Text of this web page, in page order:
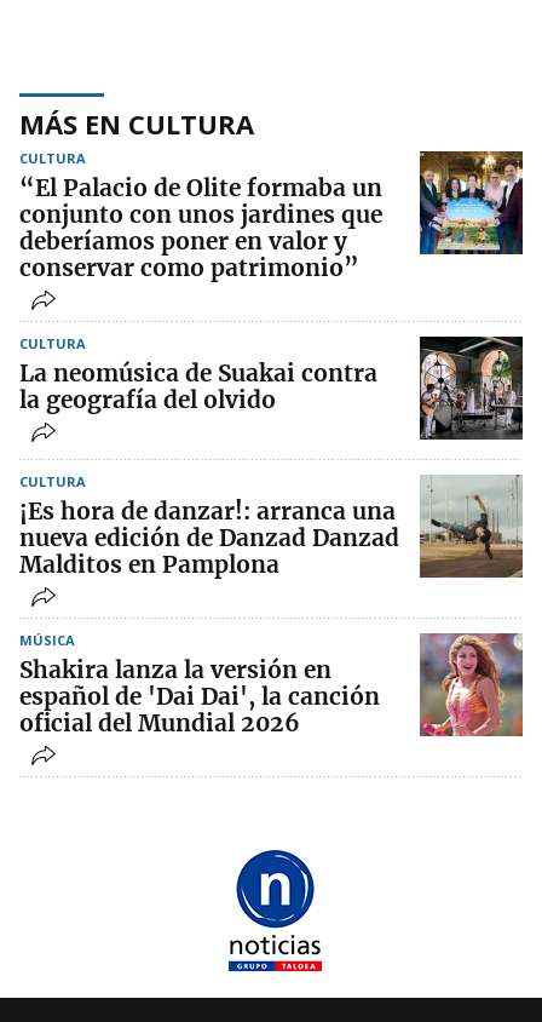
MÁS EN CULTURA
CULTURA
“El Palacio de Olite formaba un
conjunto con unos jardines que
deberíamos poner en valor y
conservar como patrimonio”
CULTURA
La neomúsica de Suakai contra
la geografía del olvido
CULTURA
¡Es hora de danzar!: arranca una
nueva edición de Danzad Danzad
Malditos en Pamplona
MÚSICA
Shakira lanza la versión en
español de 'Dai Dai', la canción
oficial del Mundial 2026